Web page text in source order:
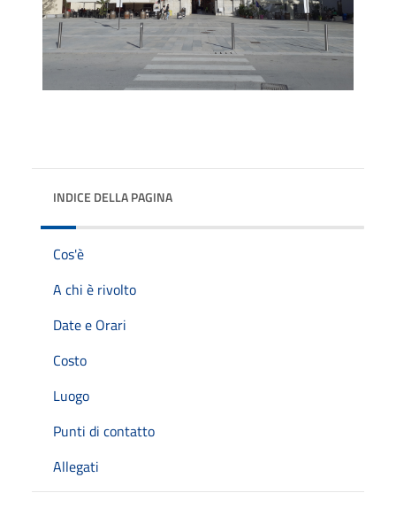
INDICE DELLA PAGINA
Cos'è
A chi è rivolto
Date e Orari
Costo
Luogo
Punti di contatto
Allegati